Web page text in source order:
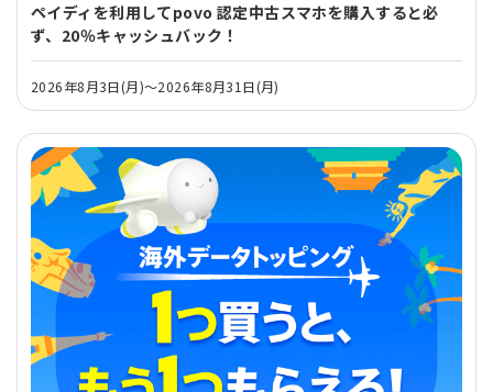
ペイディを利用してpovo 認定中古スマホを購入すると必
ず、20％キャッシュバック！
2026年8月3日(月)～2026年8月31日(月)